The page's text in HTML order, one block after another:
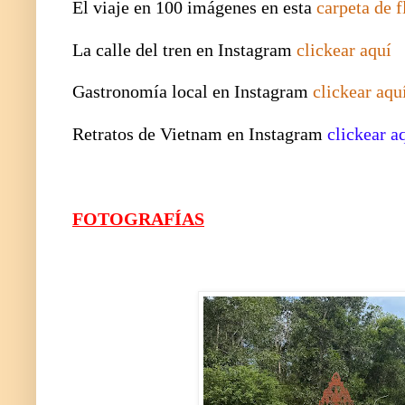
El viaje en 100 imágenes en esta carpeta de
La calle del tren en Instagram clickear aquí
Gastronomía local en Instagram clickear
Retratos de Vietnam en Instagram clickear
FOTOGRAFÍAS